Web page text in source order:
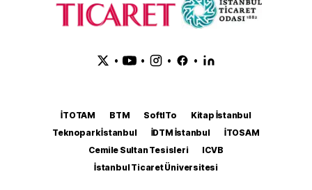
• • • •
İTOTAM BTM SoftITo
Kitap İstanbul
Teknopark İstanbul
İDTM İstanbul
İTOSAM
Cemile Sultan Tesisleri
ICVB
İstanbul Ticaret Üniversitesi